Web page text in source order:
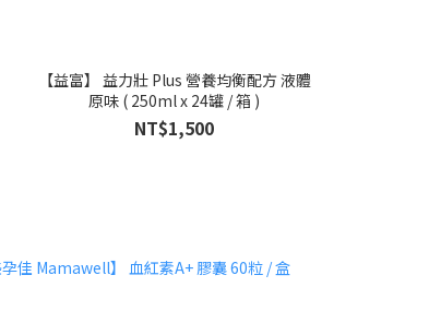
【益富】 益力壯 Plus 營養均衡配方 液體
原味 ( 250ml x 24罐 / 箱 )
NT$1,500